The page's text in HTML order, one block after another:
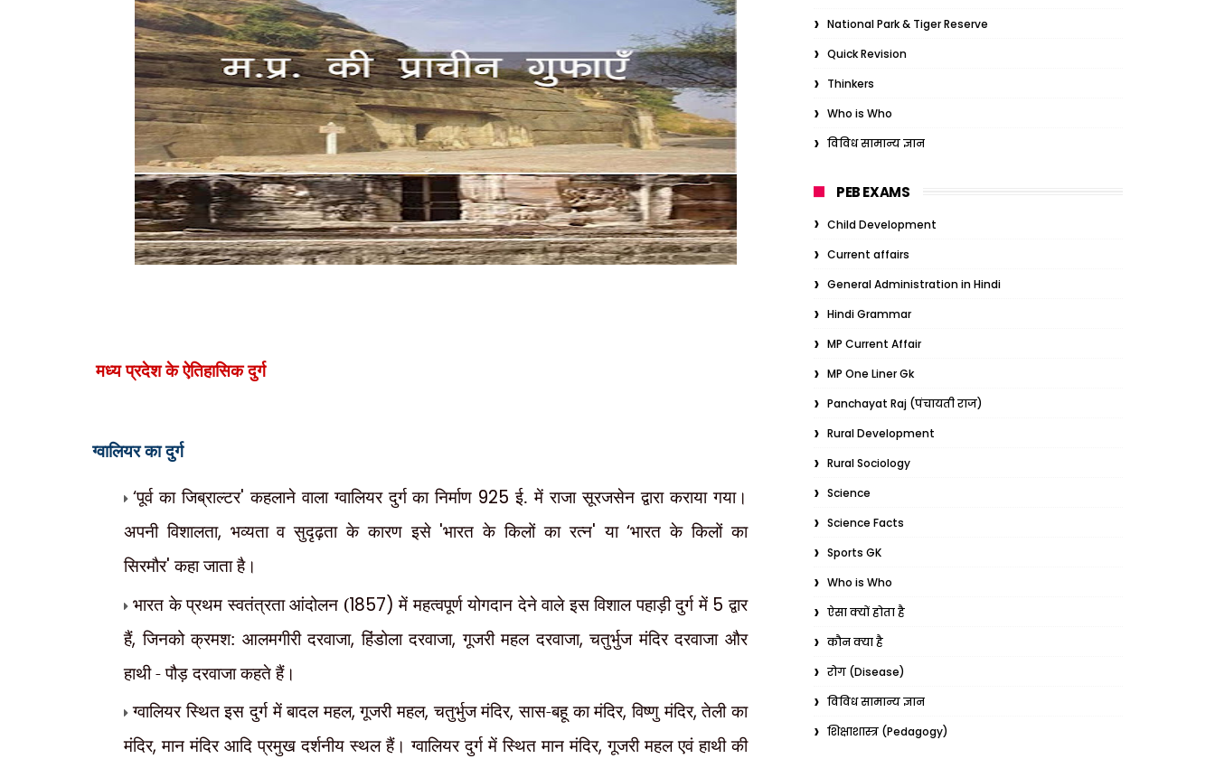
मध्य प्रदेश केऐतिहासिक दुर्ग
ग्वालियर का दुर्ग
‘पूर्व का जिब्राल्टर'कहलाने वाला ग्वालियर दुर्ग का निर्माण 925 ई. में राजा सूरजसेन द्वारा कराया गया।
अपनी विशालता, भव्यता व सुदृढ़ता के कारण इसे 'भारत के किलों का रत्न'या‘भारत के किलों का
सिरमौर'कहा जाता है।
भारत के प्रथम स्वतंत्रता आंदोलन (1857)में महत्वपूर्ण योगदान देने वाले इस विशाल पहाड़ी दुर्ग में 5 द्वार
हैं,जिनको क्रमश: आलमगीरी दरवाजा,हिंडोला दरवाजा,गूजरी महल दरवाजा,चतुर्भुज मंदिर दरवाजा और
हाथी - पौड़ दरवाजा कहते हैं।
ग्वालियर स्थित इस दुर्ग में बादल महल,गूजरी महल,चतुर्भुज मंदिर,सास-बहू का मंदिर,विष्णु मंदिर,तेली का
मंदिर,मान मंदिर आदि प्रमुख दर्शनीय स्थल हैं। ग्वालियर दुर्ग में स्थित मान मंदिर,गूजरी महल एवं हाथी की
National Park & Tiger Reserve
Quick Revision
Thinkers
Who is Who
विविध सामान्य ज्ञान
PEB EXAMS
Child Development
Current affairs
General Administration in Hindi
Hindi Grammar
MP Current Affair
MP One Liner Gk
Panchayat Raj (पंचायती राज)
Rural Development
Rural Sociology
Science
Science Facts
Sports GK
Who is Who
ऐसा क्यों होता है
कौन क्या है
रोग (Disease)
विविध सामान्य ज्ञान
शिक्षाशास्त्र (Pedagogy)